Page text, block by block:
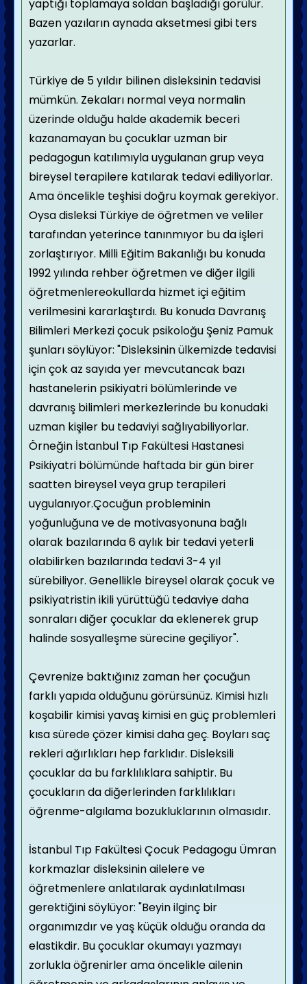
yaptığı toplamaya soldan başladığı görülür.
Bazen yazıların aynada aksetmesi gibi ters
yazarlar.
Türkiye de 5 yıldır bilinen disleksinin tedavisi
mümkün. Zekaları normal veya normalin
üzerinde olduğu halde akademik beceri
kazanamayan bu çocuklar uzman bir
pedagogun katılımıyla uygulanan grup veya
bireysel terapilere katılarak tedavi ediliyorlar.
Ama öncelikle teşhisi doğru koymak gerekiyor.
Oysa disleksi Türkiye de öğretmen ve veliler
tarafından yeterince tanınmıyor bu da işleri
zorlaştırıyor. Milli Eğitim Bakanlığı bu konuda
1992 yılında rehber öğretmen ve diğer ilgili
öğretmenlereokullarda hizmet içi eğitim
verilmesini kararlaştırdı. Bu konuda Davranış
Bilimleri Merkezi çocuk psikoloğu Şeniz Pamuk
şunları söylüyor: "Disleksinin ülkemizde tedavisi
için çok az sayıda yer mevcutancak bazı
hastanelerin psikiyatri bölümlerinde ve
davranış bilimleri merkezlerinde bu konudaki
uzman kişiler bu tedaviyi sağlıyabiliyorlar.
Örneğin İstanbul Tıp Fakültesi Hastanesi
Psikiyatri bölümünde haftada bir gün birer
saatten bireysel veya grup terapileri
uygulanıyor.Çocuğun probleminin
yoğunluğuna ve de motivasyonuna bağlı
olarak bazılarında 6 aylık bir tedavi yeterli
olabilirken bazılarında tedavi 3-4 yıl
sürebiliyor. Genellikle bireysel olarak çocuk ve
psikiyatristin ikili yürüttüğü tedaviye daha
sonraları diğer çocuklar da eklenerek grup
halinde sosyalleşme sürecine geçiliyor".
Çevrenize baktığınız zaman her çocuğun
farklı yapıda olduğunu görürsünüz. Kimisi hızlı
koşabilir kimisi yavaş kimisi en güç problemleri
kısa sürede çözer kimisi daha geç. Boyları saç
rekleri ağırlıkları hep farklıdır. Disleksili
çocuklar da bu farklılıklara sahiptir. Bu
çocukların da diğerlerinden farklılıkları
öğrenme-algılama bozukluklarının olmasıdır.
İstanbul Tıp Fakültesi Çocuk Pedagogu Ümran
korkmazlar disleksinin ailelere ve
öğretmenlere anlatılarak aydınlatılması
gerektiğini söylüyor: "Beyin ilginç bir
organımızdır ve yaş küçük olduğu oranda da
elastikdir. Bu çocuklar okumayı yazmayı
zorlukla öğrenirler ama öncelikle ailenin